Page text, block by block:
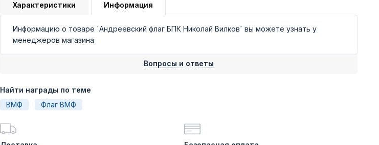
Характеристики Информация
Информацию о товаре `Андреевский флаг БПК Николай Вилков` вы можете узнать у
менеджеров магазина
Вопросы и ответы
Найти награды по теме
ВМФ
Флаг ВМФ